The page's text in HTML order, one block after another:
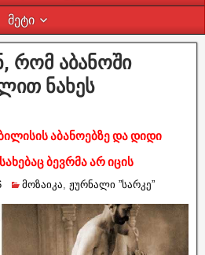
მეტი
რომ აბანოში
ნახეს
აბანოებზე და დიდი
ბევრმა არ იცის
მოზაიკა, ჟურნალი ”სარკე”